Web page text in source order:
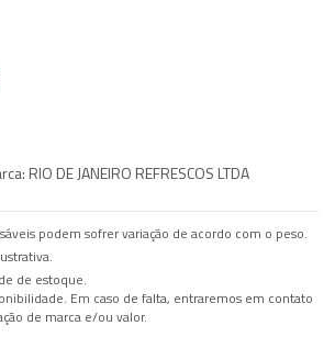
RIO DE JANEIRO REFRESCOS LTDA
podem sofrer variação de acordo com o peso.
de estoque.
Em caso de falta, entraremos em contato
de marca e/ou valor.